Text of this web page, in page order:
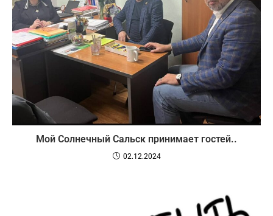
Мой Солнечный Сальск принимает гостей..
02.12.2024